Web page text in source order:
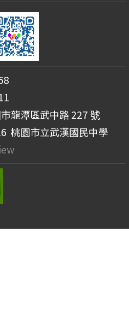
龍潭區武中路 227 號
桃園市立武漢國民中學